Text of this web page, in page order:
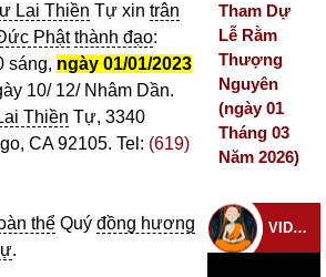
Lai Thiền Tự xin trân
Phật thành đạo:
sáng, ngày 01/01/2023
10/ 12/ Nhâm Dần.
Thiền Tự, 3340
CA 92105. Tel: (619)
thể Quý đồng hương
.
Tham Dự
Lễ Rằm
Thượng
Nguyên
(ngày 01
Tháng 03
Năm 2026)
VIDEO CHÙA